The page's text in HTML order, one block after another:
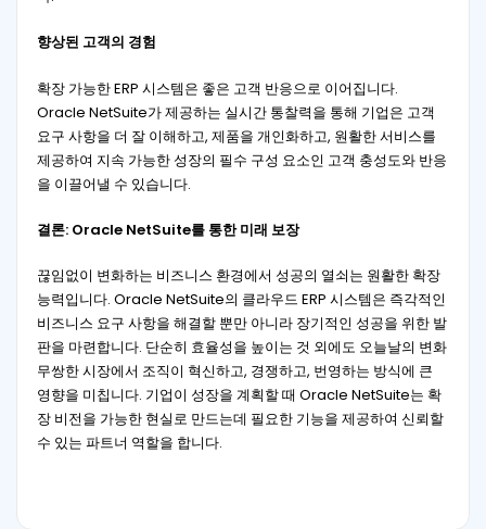
향상된 고객의 경험
확장 가능한 ERP 시스템은 좋은 고객 반응으로 이어집니다.
Oracle NetSuite가 제공하는 실시간 통찰력을 통해 기업은 고객
요구 사항을 더 잘 이해하고, 제품을 개인화하고, 원활한 서비스를
제공하여 지속 가능한 성장의 필수 구성 요소인 고객 충성도와 반응
을 이끌어낼 수 있습니다.
결론: Oracle NetSuite를 통한 미래 보장
끊임없이 변화하는 비즈니스 환경에서 성공의 열쇠는 원활한 확장
능력입니다. Oracle NetSuite의 클라우드 ERP 시스템은 즉각적인
비즈니스 요구 사항을 해결할 뿐만 아니라 장기적인 성공을 위한 발
판을 마련합니다. 단순히 효율성을 높이는 것 외에도 오늘날의 변화
무쌍한 시장에서 조직이 혁신하고, 경쟁하고, 번영하는 방식에 큰
영향을 미칩니다. 기업이 성장을 계획할 때 Oracle NetSuite는 확
장 비전을 가능한 현실로 만드는데 필요한 기능을 제공하여 신뢰할
수 있는 파트너 역할을 합니다.